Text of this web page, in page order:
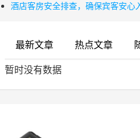
酒店客房安全排查，确保宾客安心
最新文章 热点文章
暂时没有数据